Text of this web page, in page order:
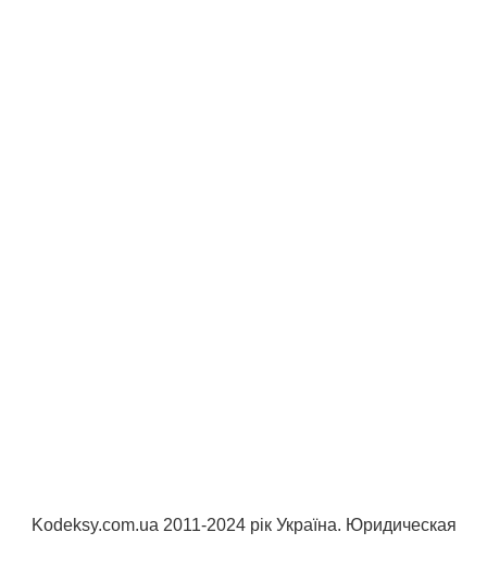
Kodeksy.com.ua 2011-2024 рік Україна. Юридическая